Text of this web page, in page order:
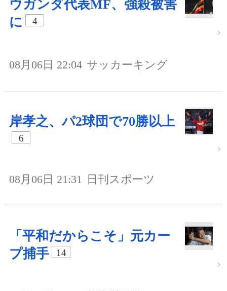
ウガンダ代表MF、強殺被害
に
4
08月06日 22:04 サッカーキング
岸孝之、パ2球団で70勝以上
6
08月06日 21:31 日刊スポーツ
「平和だからこそ」元カー
プ捕手
14